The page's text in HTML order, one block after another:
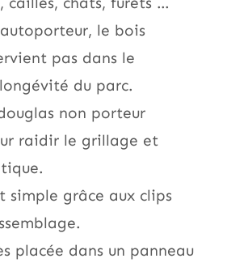
le bois
pas dans le
du parc.
non porteur
raidir le grillage et
simple grâce aux clips
placée dans un panneau